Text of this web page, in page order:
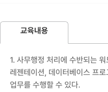
교육내용
1. 사무행정 처리에 수반되는
레젠테이션, 데이터베이스 프
업무를 수행할 수 있다.